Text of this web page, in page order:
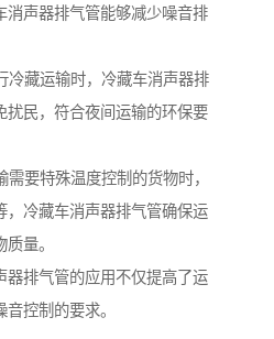
消声器排气管能够减少噪音排
冷藏运输时，冷藏车消声器排
扰民，符合夜间运输的环保要
要特殊温度控制的货物时，
，冷藏车消声器排气管确保运
量。
器排气管的应用不仅提高了运
控制的要求。